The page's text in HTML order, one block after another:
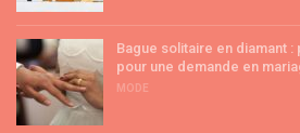
Bague solitaire en diamant
pour une demande en
MODE